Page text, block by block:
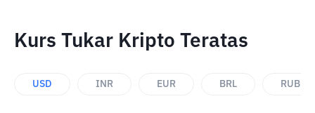
Kurs Tukar Kripto Teratas
USD INR EUR BRL RUB